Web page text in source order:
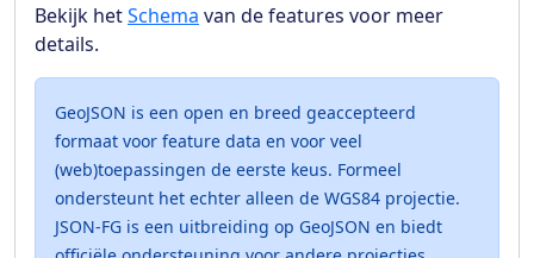
Bekijk hetSchema van de features voor meer
details.
GeoJSON is een open en breed geaccepteerd
formaat voor feature data en voor veel
(web)toepassingen de eerste keus. Formeel
ondersteunt het echter alleen de WGS84 projectie.
JSON-FG is een uitbreiding op GeoJSON en biedt